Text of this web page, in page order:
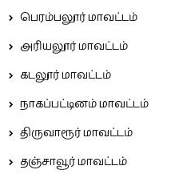
பெரம்பலூர் மாவட்டம்
அரியலூர் மாவட்டம்
கடலூர் மாவட்டம்
நாகப்பட்டினம் மாவட்டம்
திருவாரூர் மாவட்டம்
தஞ்சாவூர் மாவட்டம்